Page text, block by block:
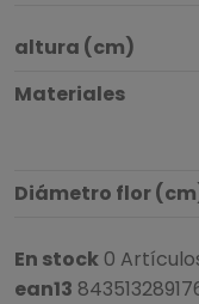
altura (cm)
Materiales
Diámetro flor
En stock 0
ean13